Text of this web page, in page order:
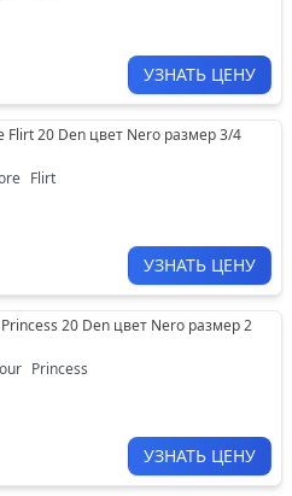
УЗНАТЬ ЦЕНУ
Flirt 20 Den цвет Nero размер 3/4
Flirt
УЗНАТЬ ЦЕНУ
20 Den цвет Nero размер 2
Princess
УЗНАТЬ ЦЕНУ